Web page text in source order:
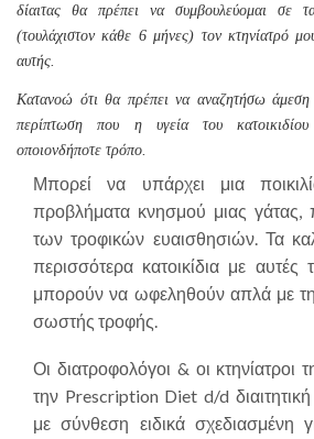
δίαιτας θα πρέπει να συμβουλεύομαι σε
(τουλάχιστον κάθε 6 μήνες) τον κτηνίατρό
αυτής.
Κατανοώ ότι θα πρέπει να αναζητήσω άμεση
περίπτωση που η υγεία του
οποιονδήποτε τρόπο.
Μπορεί να υπάρχει μια
προβλήματα κνησμού μιας γάτας,
των τροφικών ευαισθησιών. Τα
περισσότερα κατοικίδια με αυτές
μπορούν να ωφεληθούν απλά με
σωστής τροφής.
Οι διατροφολόγοι & οι κτηνίατροι
την Prescription Diet d/d
με σύνθεση ειδικά σχεδιασμένη